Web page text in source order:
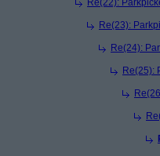
Re(22):
Re(23):
Re(24):
Re(25):